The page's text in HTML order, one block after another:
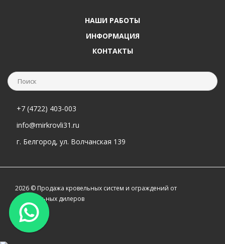
НАШИ РАБОТЫ
ИНФОРМАЦИЯ
КОНТАКТЫ
+7 (4722) 403-003
info@mirkrovli31.ru
г. Белгород, ул. Волчанская 139
2026 © Продажа кровельных систем и ограждений от
официальных дилеров